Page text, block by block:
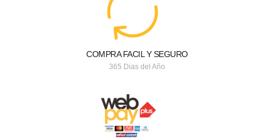
COMPRA FACIL Y SEGURO
365 Dias del Año